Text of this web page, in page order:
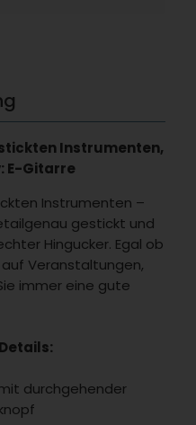
Instrumenten,
E-Gitarre
Instrumenten –
gestickt und
Hingucker. Egal ob
Veranstaltungen,
immer eine gute
durchgehender